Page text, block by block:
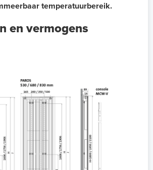
temperatuurbereik.
en vermogens